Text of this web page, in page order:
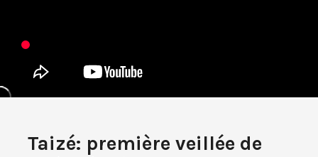
Taizé: première veillée de